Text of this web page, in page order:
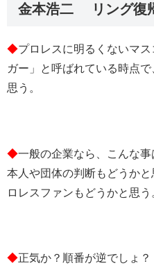
金本浩二 リング復
◆プロレスに明るくないマ
ガー」と呼ばれている時点
思う。
◆一般の企業なら、こんな事
本人や団体の判断もどうか
ロレスファンもどうかと思う
◆正気か？順番が逆でしょ？